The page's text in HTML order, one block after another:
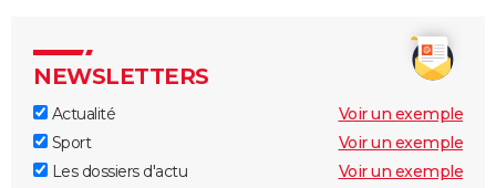
NEWSLETTERS
Actualité
Voir un exemple
Sport
Voir un exemple
Les dossiers d'actu
Voir un exemple